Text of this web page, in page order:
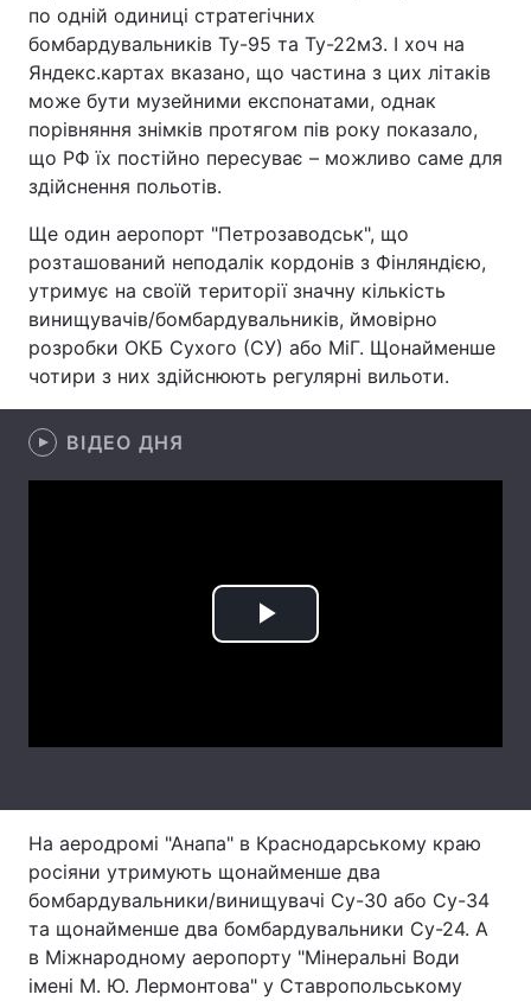
Здоров'я
Цікавинки Погода
Екологія Регіони
Лонгріди
Відео з Youtube Статті
Інтерв'ю Думки
Архів
Контакти
по одній одиниці стратегічних
бомбардувальників Ту-95 та Ту-22м3. І хоч на
Яндекс.картах вказано, що частина з цих літаків
може бути музейними експонатами, однак
порівняння знімків протягом пів року показало,
що РФ їх постійно пересуває – можливо саме для
здійснення польотів.
Ще один аеропорт "Петрозаводськ", що
розташований неподалік кордонів з Фінляндією,
утримує на своїй території значну кількість
винищувачів/бомбардувальників, ймовірно
розробки ОКБ Сухого (СУ) або МіГ. Щонайменше
чотири з них здійснюють регулярні вильоти.
ВІДЕО ДНЯ
Play
На аеродромі "Анапа" в Краснодарському краю
росіяни утримують щонайменше два
бомбардувальники/винищувачі Су-30 або Су-34
та щонайменше два бомбардувальники Су-24. А
в Міжнародному аеропорту "Мінеральні Води
імені М. Ю. Лермонтова" у Ставропольському